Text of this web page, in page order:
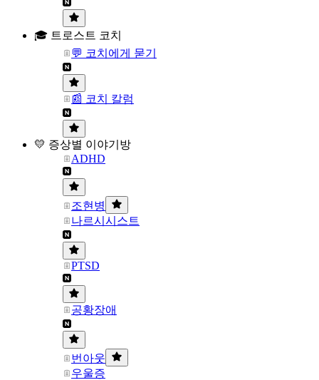
🎓 트로스트 코치
💬 코치에게 묻기
📰 코치 칼럼
💛 증상별 이야기방
ADHD
조현병
나르시시스트
PTSD
공황장애
번아웃
우울증